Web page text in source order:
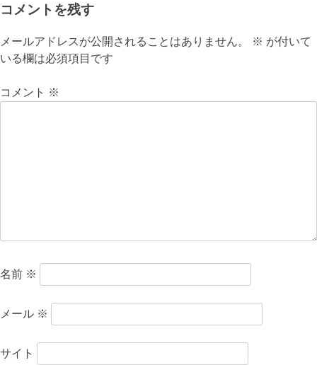
ナ
ビ
ゲ
ー
コメントを残す
メールアドレスが公開されることはありません。 ※ が付いて
いる欄は必須項目です
コメント ※
名前 ※
メール ※
サイト